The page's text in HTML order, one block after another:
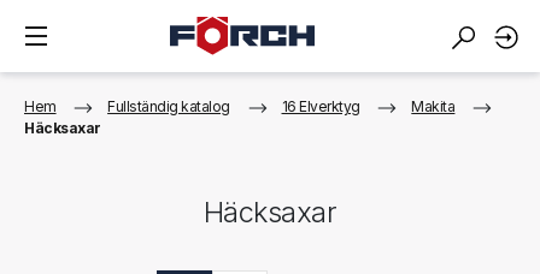
Hem Fullständig katalog 16 Elverktyg
Makita
Häcksaxar
Häcksaxar